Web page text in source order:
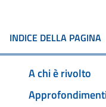
INDICE DELLA PAGINA
A chi è rivolto